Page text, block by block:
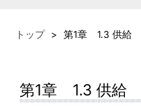
トップ > 第1章 1.3 供給
第1章 1.3 供給